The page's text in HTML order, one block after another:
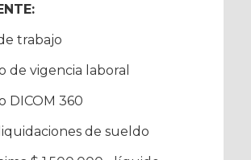
trabajo
de vigencia laboral
DICOM 360
de sueldo